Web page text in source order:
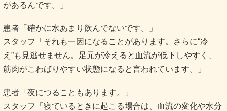
があるんです。」
患者「確かに水あまり飲んでないです。」
スタッフ「それも一因になることがあります。さらに“冷
え”も見逃せません。足元が冷えると血流が低下しやすく、
筋肉がこわばりやすい状態になると言われています。」
患者「夜につることもあります。」
スタッフ「寝ているときに起こる場合は、血流の変化や水分